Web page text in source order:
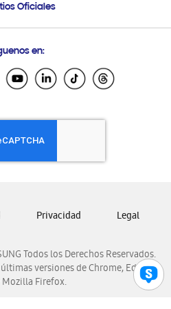
vía eMail
Oficiales
Ecuador
El Salvador
Honduras
Nicaragua
Panamá
Venezuela
en:
Todos los Derechos Reservados.
versiones de Chrome, Edge,
Firefox.
Privacidad Legal